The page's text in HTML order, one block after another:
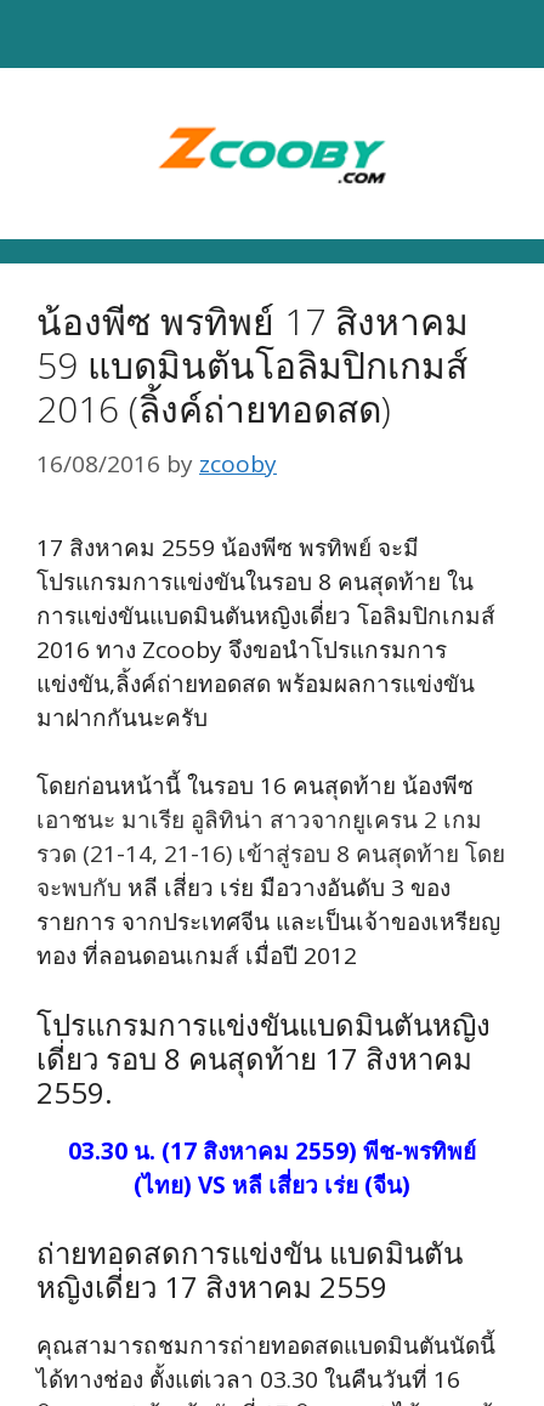
น้องพีซ พรทิพย์ 17 สิงหาคม
59 แบดมินตันโอลิมปิกเกมส์
2016 (ลิ้งค์ถ่ายทอดสด)
16/08/2016 by zcooby
17 สิงหาคม 2559 น้องพีซ พรทิพย์ จะมี
โปรแกรมการแข่งขันในรอบ 8 คนสุดท้าย ใน
การแข่งขันแบดมินตันหญิงเดี่ยว โอลิมปิกเกมส์
2016 ทาง Zcooby จึงขอนำโปรแกรมการ
แข่งขัน,ลิ้งค์ถ่ายทอดสด พร้อมผลการแข่งขัน
มาฝากกันนะครับ
โดยก่อนหน้านี้ ในรอบ 16 คนสุดท้าย น้องพีซ
เอาชนะ มาเรีย อูลิทิน่า สาวจากยูเครน 2 เกม
รวด (21-14, 21-16) เข้าสู่รอบ 8 คนสุดท้าย โดย
จะพบกับ หลี เสี่ยว เร่ย มือวางอันดับ 3 ของ
รายการ จากประเทศจีน และเป็นเจ้าของเหรียญ
ทอง ที่ลอนดอนเกมส์ เมื่อปี 2012
โปรแกรมการแข่งขันแบดมินตันหญิง
เดี่ยว รอบ 8 คนสุดท้าย 17 สิงหาคม
2559.
03.30 น. (17 สิงหาคม 2559) พีช-พรทิพย์
(ไทย) VS หลี เสี่ยว เร่ย (จีน)
ถ่ายทอดสดการแข่งขัน แบดมินตัน
หญิงเดี่ยว 17 สิงหาคม 2559
คุณสามารถชมการถ่ายทอดสดแบดมินตันนัดนี้
ได้ทางช่อง ตั้งแต่เวลา 03.30 ในคืนวันที่ 16